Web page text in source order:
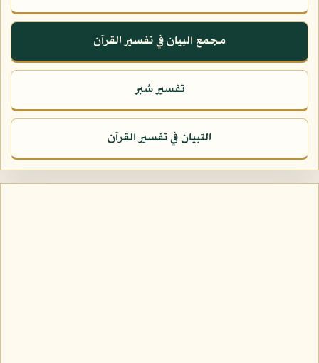
مجمع البيان في تفسير القرآن
تفسير شبر
التبيان في تفسير القرآن